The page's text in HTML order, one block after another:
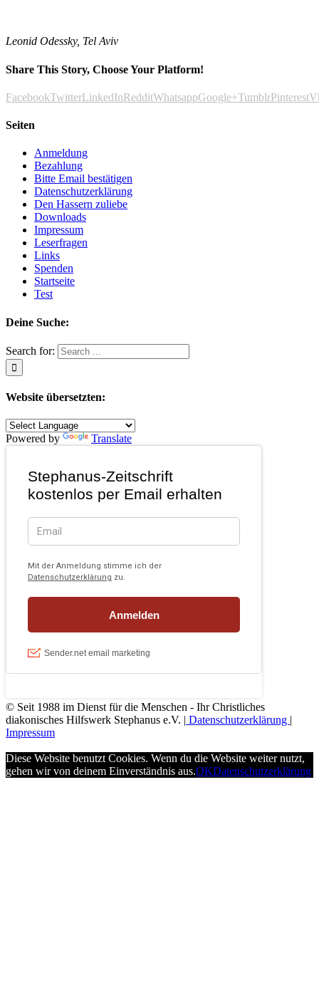
Leonid Odessky, Tel Aviv
Share This Story, Choose Your Platform!
FacebookTwitterLinkedInRedditWhatsappGoogle+TumblrPinterest
Seiten
Anmeldung
Bezahlung
Bitte Email bestätigen
Datenschutzerklärung
Den Hassern zuliebe
Downloads
Impressum
Leserfragen
Links
Spenden
Startseite
Test
Deine Suche:
Search for:
Website übersetzten:
Powered by Translate
© Seit 1988 im Dienst für die Menschen - Ihr Christliches
diakonisches Hilfswerk Stephanus e.V. | Datenschutzerklärung |
Impressum
Diese Website benutzt Cookies. Wenn du die Website weiter nutzt,
gehen wir von deinem Einverständnis aus.OKDatenschutzerklärung